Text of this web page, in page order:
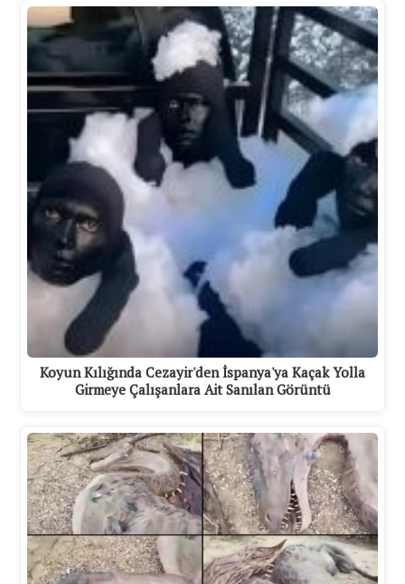
Koyun Kılığında Cezayir'den İspanya'ya Kaçak Yolla
Girmeye Çalışanlara Ait Sanılan Görüntü